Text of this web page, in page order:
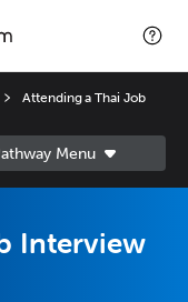
Attending a Thai Job
Interview